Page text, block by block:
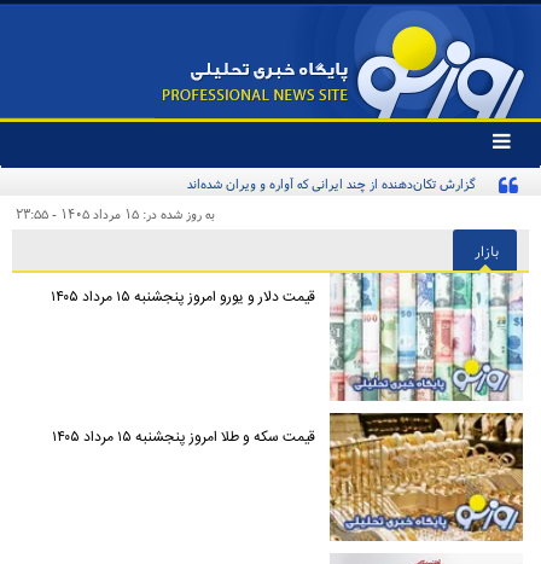
تغییر
وضعیت
منوی
ها
گزارش تکان‌دهنده از چند ایرانی که آواره و ویران شده‌اند
به روز شده در: ۱۵ مرداد ۱۴۰۵ - ۲۳:۵۵
بازار
قیمت دلار و یورو امروز پنجشنبه ۱۵ مرداد ۱۴۰۵
قیمت سکه و طلا امروز پنجشنبه ۱۵ مرداد ۱۴۰۵